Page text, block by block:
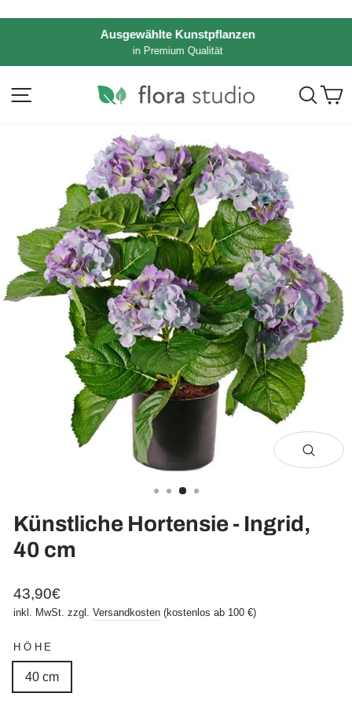
Pause
Diashow
Ausgewählte Kunstpflanzen
in Premium Qualität
Seitennavigation
Künstliche Hortensie - Ingrid,
40 cm
Normaler
Preis
43,90€
inkl. MwSt. zzgl. Versandkosten (kostenlos ab 100 €)
HÖHE
40 cm